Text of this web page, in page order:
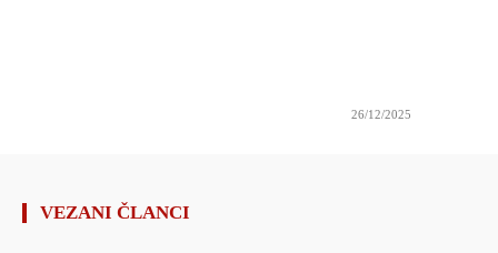
26/12/2025
VEZANI ČLANCI